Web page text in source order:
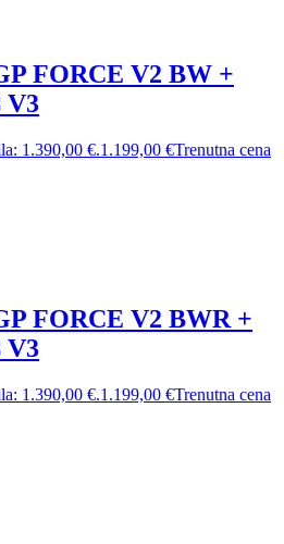
FORCE V2 BW +
V3
1.390,00 €.1.199,00 €Trenutna cena
FORCE V2 BWR +
V3
1.390,00 €.1.199,00 €Trenutna cena